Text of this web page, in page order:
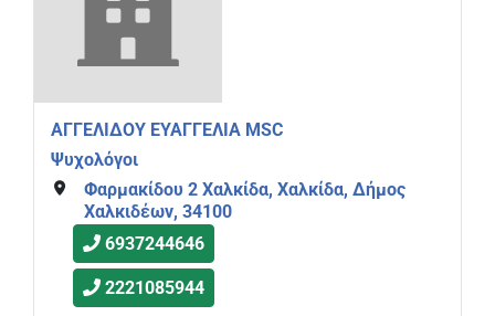
ΑΓΓΕΛΙΔΟΥ ΕΥΑΓΓΕΛΙΑ MSC
Ψυχολόγοι
Φαρμακίδου 2 Χαλκίδα, Χαλκίδα, Δήμος
Χαλκιδέων, 34100
6937244646
2221085944